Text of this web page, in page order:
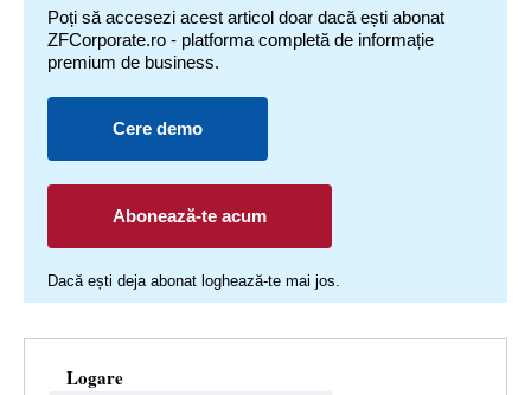
Poți să accesezi acest articol doar dacă ești abonat
ZFCorporate.ro - platforma completă de informație
premium de business.
Cere demo
Abonează-te acum
Dacă ești deja abonat loghează-te mai jos.
Logare